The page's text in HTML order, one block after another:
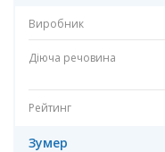
Зумер